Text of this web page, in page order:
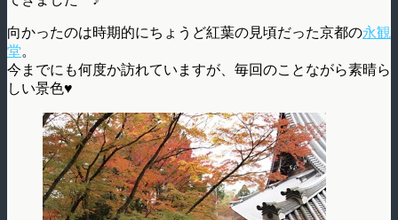
向かったのは時期的にちょうど紅葉の見頃だった京都の永観
堂。
今までにも何度か訪れていますが、毎回のことながら素晴ら
しい景色♥